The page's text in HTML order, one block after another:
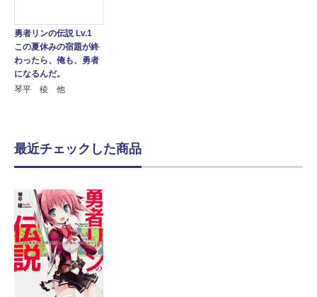
勇者リンの伝説 Lv.1
この夏休みの宿題が終
わったら、俺も、勇者
になるんだ。
琴平 稜 他
最近チェックした商品